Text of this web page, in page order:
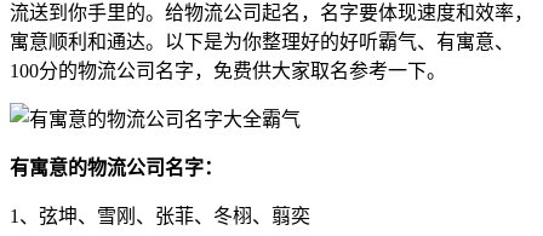
流送到你手里的。给物流公司起名，名字要体现速度和效率，
寓意顺利和通达。以下是为你整理好的好听霸气、有寓意、
100分的物流公司名字，免费供大家取名参考一下。
有寓意的物流公司名字：
1、弦坤、雪刚、张菲、冬栩、翦奕